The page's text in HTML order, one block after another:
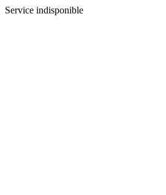
Service indisponible